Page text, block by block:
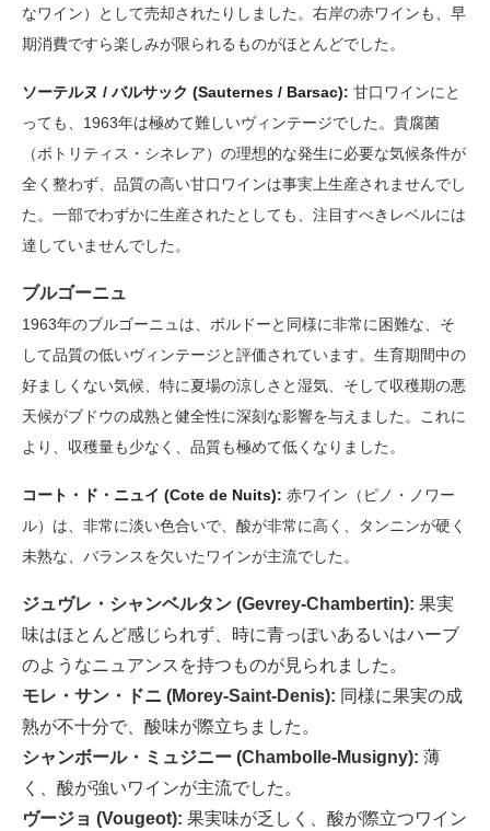
なワイン）として売却されたりしました。右岸の赤ワインも、早
期消費ですら楽しみが限られるものがほとんどでした。
ソーテルヌ / バルサック (Sauternes / Barsac): 甘口ワインにと
っても、1963年は極めて難しいヴィンテージでした。貴腐菌
（ボトリティス・シネレア）の理想的な発生に必要な気候条件が
全く整わず、品質の高い甘口ワインは事実上生産されませんでし
た。一部でわずかに生産されたとしても、注目すべきレベルには
達していませんでした。
ブルゴーニュ
1963年のブルゴーニュは、ボルドーと同様に非常に困難な、そ
して品質の低いヴィンテージと評価されています。生育期間中の
好ましくない気候、特に夏場の涼しさと湿気、そして収穫期の悪
天候がブドウの成熟と健全性に深刻な影響を与えました。これに
より、収穫量も少なく、品質も極めて低くなりました。
コート・ド・ニュイ (Cote de Nuits): 赤ワイン（ピノ・ノワー
ル）は、非常に淡い色合いで、酸が非常に高く、タンニンが硬く
未熟な、バランスを欠いたワインが主流でした。
ジュヴレ・シャンベルタン (Gevrey-Chambertin): 果実
味はほとんど感じられず、時に青っぽいあるいはハーブ
のようなニュアンスを持つものが見られました。
モレ・サン・ドニ (Morey-Saint-Denis): 同様に果実の成
熟が不十分で、酸味が際立ちました。
シャンボール・ミュジニー (Chambolle-Musigny): 薄
く、酸が強いワインが主流でした。
ヴージョ (Vougeot): 果実味が乏しく、酸が際立つワイン